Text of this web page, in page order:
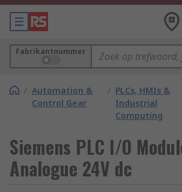
Fabrikantnummer
/ Automation &
Control Gear
/ PLCs, HMIs &
Industrial
Computing
Siemens PLC I/O
Analogue 24V dc